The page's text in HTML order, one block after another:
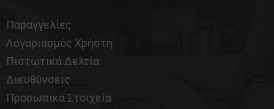
Παραγγελίες
Λογαριασμός Χρήστη
Πιστωτικά Δελτία
Διευθύνσεις
Προσωπικά Στοιχεία